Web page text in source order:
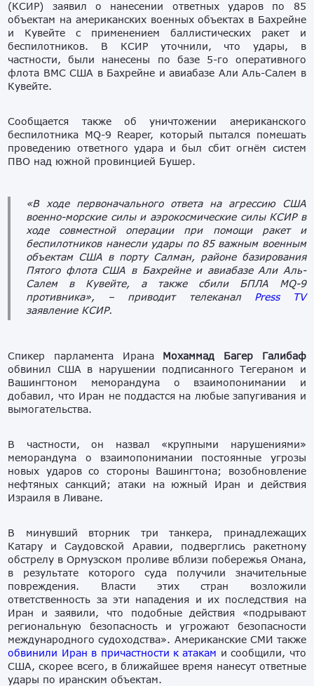
(КСИР) заявил о нанесении ответных ударов по 85
объектам на американских военных объектах в Бахрейне
и Кувейте с применением баллистических ракет и
беспилотников. В КСИР уточнили, что удары, в
частности, были нанесены по базе 5-го оперативного
флота ВМС США в Бахрейне и авиабазе Али Аль-Салем в
Кувейте.
Сообщается также об уничтожении американского
беспилотника MQ-9 Reaper, который пытался помешать
проведению ответного удара и был сбит огнём систем
ПВО над южной провинцией Бушер.
«В ходе первоначального ответа на агрессию США
военно-морские силы и аэрокосмические силы КСИР в
ходе совместной операции при помощи ракет и
беспилотников нанесли удары по 85 важным военным
объектам США в порту Салман, районе базирования
Пятого флота США в Бахрейне и авиабазе Али Аль-
Салем в Кувейте, а также сбили БПЛА MQ-9
противника», – приводит телеканал Press TV
заявление КСИР.
Спикер парламента Ирана Мохаммад Багер Галибаф
обвинил США в нарушении подписанного Тегераном и
Вашингтоном меморандума о взаимопонимании и
добавил, что Иран не поддастся на любые запугивания и
вымогательства.
В частности, он назвал «крупными нарушениями»
меморандума о взаимопонимании постоянные угрозы
новых ударов со стороны Вашингтона; возобновление
нефтяных санкций; атаки на южный Иран и действия
Израиля в Ливане.
В минувший вторник три танкера, принадлежащих
Катару и Саудовской Аравии, подверглись ракетному
обстрелу в Ормузском проливе вблизи побережья Омана,
в результате которого суда получили значительные
повреждения. Власти этих стран возложили
ответственность за эти нападения и их последствия на
Иран и заявили, что подобные действия «подрывают
региональную безопасность и угрожают безопасности
международного судоходства». Американские СМИ также
обвинили Иран в причастности к атакам и сообщили, что
США, скорее всего, в ближайшее время нанесут ответные
удары по иранским объектам.